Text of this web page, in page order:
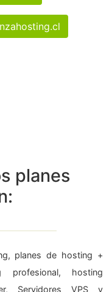
planes
planes de hosting +
profesional, hosting
Servidores VPS y